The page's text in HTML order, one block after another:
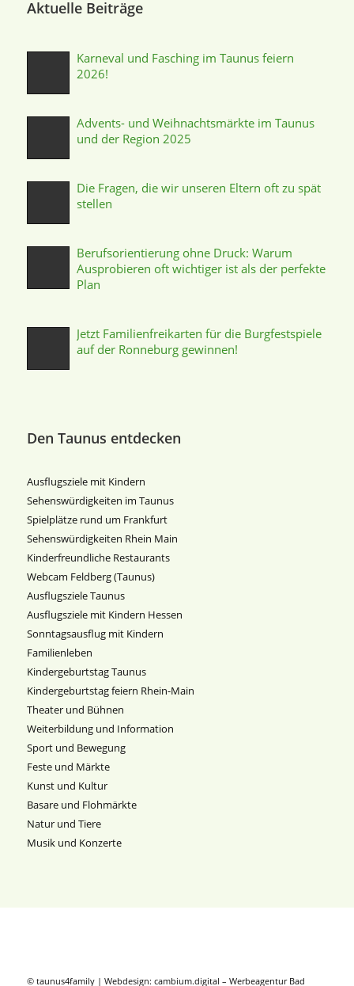
Aktuelle Beiträge
Karneval und Fasching im Taunus feiern
2026!
Advents- und Weihnachtsmärkte im Taunus
und der Region 2025
Die Fragen, die wir unseren Eltern oft zu spät
stellen
Berufsorientierung ohne Druck: Warum
Ausprobieren oft wichtiger ist als der perfekte
Plan
Jetzt Familienfreikarten für die Burgfestspiele
auf der Ronneburg gewinnen!
Den Taunus entdecken
Ausflugsziele mit Kindern
Sehenswürdigkeiten im Taunus
Spielplätze rund um Frankfurt
Sehenswürdigkeiten Rhein Main
Kinderfreundliche Restaurants
Webcam Feldberg (Taunus)
Ausflugsziele Taunus
Ausflugsziele mit Kindern Hessen
Sonntagsausflug mit Kindern
Familienleben
Kindergeburtstag Taunus
Kindergeburtstag feiern Rhein-Main
Theater und Bühnen
Weiterbildung und Information
Sport und Bewegung
Feste und Märkte
Kunst und Kultur
Basare und Flohmärkte
Natur und Tiere
Musik und Konzerte
© taunus4family | Webdesign: cambium.digital – Werbeagentur Bad